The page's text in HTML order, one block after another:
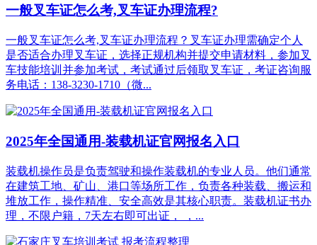
一般叉车证怎么考,叉车证办理流程?
一般叉车证怎么考,叉车证办理流程？叉车证办理需确定个人
是否适合办理叉车证，选择正规机构并提交申请材料，参加叉
车技能培训并参加考试，考试通过后领取叉车证，考证咨询服
务电话：138-3230-1710（微...
2025年全国通用-装载机证官网报名入口
装载机操作员是负责驾驶和操作装载机的专业人员。他们通常
在建筑工地、矿山、港口等场所工作，负责各种装载、搬运和
堆放工作，操作精准、安全高效是其核心职责。装载机证书办
理，不限户籍，7天左右即可出证， ，...